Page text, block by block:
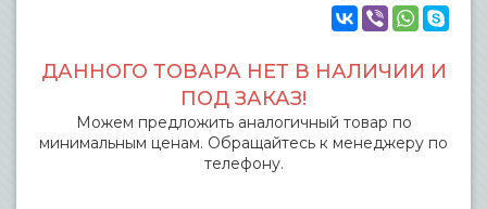
ДАННОГО ТОВАРА НЕТ В НАЛИЧИИ И
ПОД ЗАКАЗ!
Можем предложить аналогичный товар по
минимальным ценам. Обращайтесь к менеджеру по
телефону.